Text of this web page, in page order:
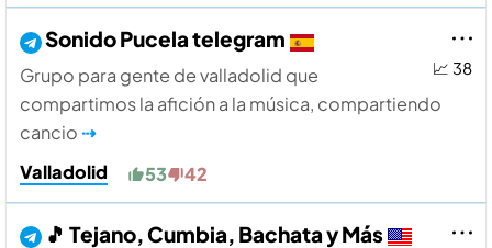
📈 38
Sonido Pucela telegram
Grupo para gente de valladolid que
compartimos la afición a la música, compartiendo
cancio ⇢
Valladolid
53 42
🎵 Tejano, Cumbia, Bachata y Más